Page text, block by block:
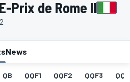
Prix de Rome II
News
QB QQF1 QQF2 QQF3